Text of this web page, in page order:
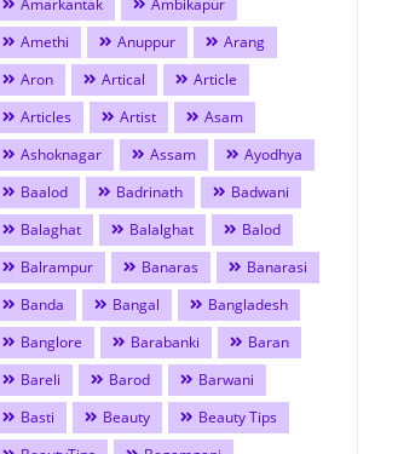
Amarkantak
Ambikapur
Amethi
Anuppur
Arang
Aron
Artical
Article
Articles
Artist
Asam
Ashoknagar
Assam
Ayodhya
Baalod
Badrinath
Badwani
Balaghat
Balalghat
Balod
Balrampur
Banaras
Banarasi
Banda
Bangal
Bangladesh
Banglore
Barabanki
Baran
Bareli
Barod
Barwani
Basti
Beauty
Beauty Tips